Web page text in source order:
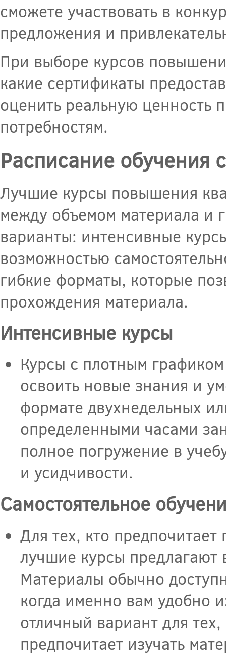
сможете участвовать в
предложения и
При выборе курсов
какие сертификаты
оценить реальную ценность
потребностям.
Расписание обучения
Лучшие курсы повышения
между объемом материала и
варианты: интенсивные
возможностью
гибкие форматы, которые
прохождения материала.
Интенсивные курсы
Курсы с плотным
освоить новые знания и
формате двухнедельных
определенными часами
полное погружение в
и усидчивости.
Самостоятельное
Для тех, кто предпочитает
лучшие курсы предлагают
Материалы обычно
когда именно вам удобно
отличный вариант для
предпочитает изучать